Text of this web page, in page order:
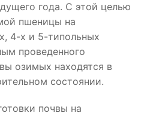
года. С этой целью
пшеницы на
4-х и 5-типольных
проведенного
озимых находятся в
состоянии.
почвы на